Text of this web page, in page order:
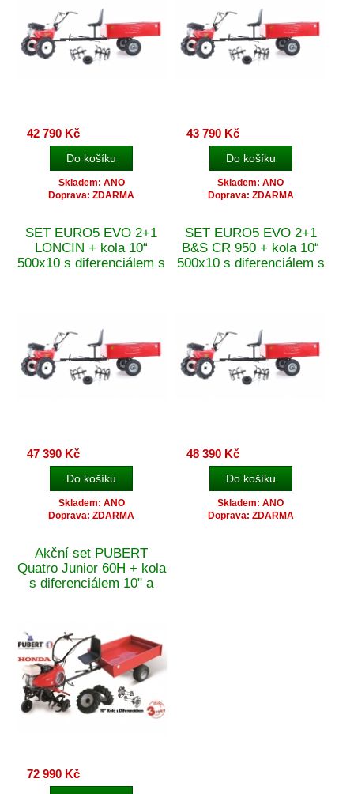
42 790 Kč
Skladem: ANO
Doprava: ZDARMA
43 790 Kč
Skladem: ANO
Doprava: ZDARMA
SET EURO5 EVO 2+1
LONCIN + kola 10“
500x10 s diferenciálem s
47 390 Kč
Skladem: ANO
Doprava: ZDARMA
SET EURO5 EVO 2+1
B&S CR 950 + kola 10“
500x10 s diferenciálem s
48 390 Kč
Skladem: ANO
Doprava: ZDARMA
Akční set PUBERT
Quatro Junior 60H + kola
s diferenciálem 10" a
samoskápění + Doprava
Zdarma
72 990 Kč